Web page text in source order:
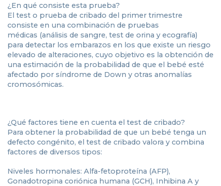
¿En qué consiste esta prueba?
El test o prueba de cribado del primer trimestre
consiste en una combinación de pruebas
médicas (análisis de sangre, test de orina y ecografía)
para detectar los embarazos en los que existe un riesgo
elevado de alteraciones, cuyo objetivo es la obtención de
una estimación de la probabilidad de que el bebé esté
afectado por síndrome de Down y otras anomalías
cromosómicas.
¿Qué factores tiene en cuenta el test de cribado?
Para obtener la probabilidad de que un bebé tenga un
defecto congénito, el test de cribado valora y combina
factores de diversos tipos:
Niveles hormonales: Alfa-fetoproteína (AFP),
Gonadotropina coriónica humana (GCH), Inhibina A y